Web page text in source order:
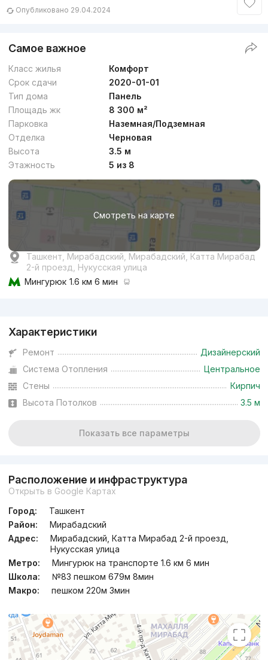
Опубликовано 29.04.2024
Самое важное
Класс жилья
Комфорт
Срок сдачи
2020-01-01
Тип дома
Панель
Площадь жк
8 300 м²
Парковка
Наземная/Подземная
Отделка
Черновая
Высота
3.5 м
Этажность
5 из 8
Смотреть на карте
Ташкент, Мирабадский, Мирабадский, Катта Мирабад
2-й проезд, Нукусская улица
Мингурюк 1.6 км 6 мин
Характеристики
Ремонт
Дизайнерский
Система Отопления
Центральное
Стены
Кирпич
Высота Потолков
3.5 м
Показать все параметры
Расположение и инфраструктура
Открыть в Google Картах
Город:
Ташкент
Район:
Мирабадский
Адрес:
Мирабадский, Катта Мирабад 2-й проезд,
Нукусская улица
Метро:
Мингурюк на транспорте 1.6 км 6 мин
Школа:
№83 пешком 679м 8мин
Макро:
пешком 220м 3мин